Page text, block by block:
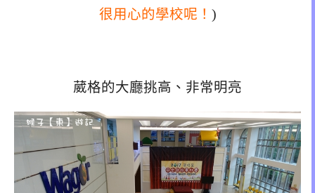
很用心的學校呢！ )
葳格的大廳挑高、非常明亮